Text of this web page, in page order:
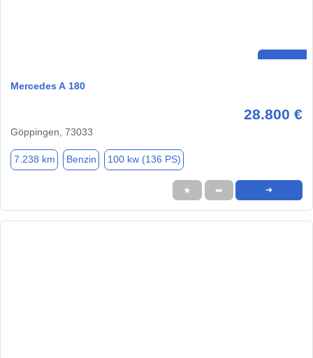
Mercedes A 180
28.800 €
Göppingen, 73033
7.238 km Benzin 100 kw (136 PS)
★ ➦ ➜